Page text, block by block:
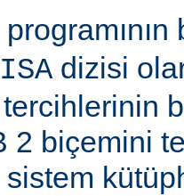
programının
dizisi
2 biçemini
sistem